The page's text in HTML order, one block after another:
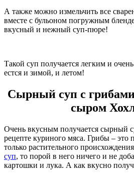
А также можно измельчить все
вместе с бульоном погружным
вкусный и нежный суп-пюре!
Такой суп получается легким и
естся и зимой, и летом!
Сырный суп с
сыром
Очень вкусным получается сырный
рецепте куриного мяса. Грибы – это
только растительного
суп, то порой в него ничего и не
картошки и лука. А как вкусно